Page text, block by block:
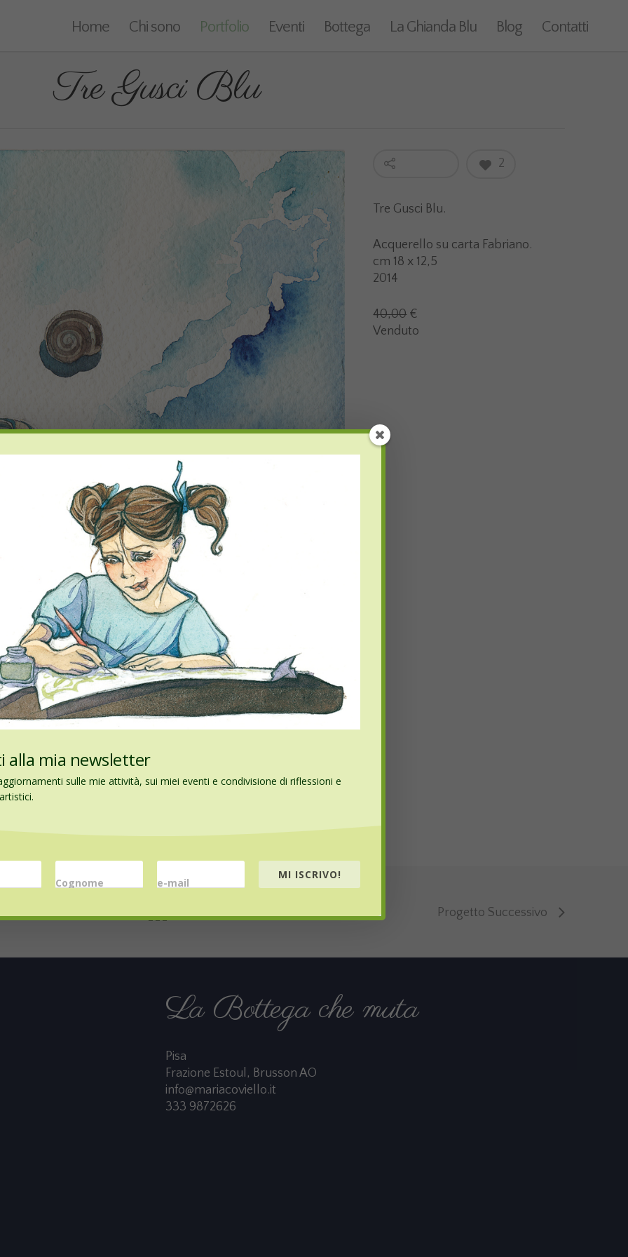
Home Chi sono Portfolio Eventi Bottega La Ghianda Blu Blog Contatti
Tre Gusci Blu
2
Tre Gusci Blu.
Acquerello su carta Fabriano.
cm 18 x 12,5
2014
40,00€
Venduto
Progetto Successivo
La Bottega che muta
Pisa
Frazione Estoul, Brusson AO
info@mariacoviello.it
333 9872626
alla mia newsletter
sulle mie attività, sui miei eventi e condivisione di riflessioni e
Cognome e-mail
MI ISCRIVO!